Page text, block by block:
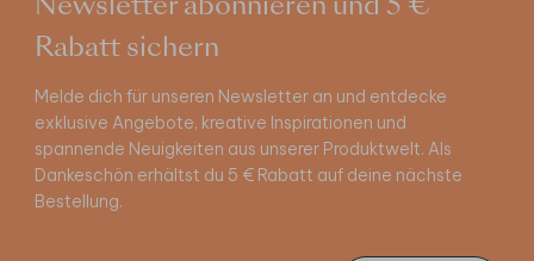
Newsletter abonnieren und 5 €
Rabatt sichern
Melde dich für unseren Newsletter an und entdecke
exklusive Angebote, kreative Inspirationen und
spannende Neuigkeiten aus unserer Produktwelt. Als
Dankeschön erhältst du 5 € Rabatt auf deine nächste
Bestellung.